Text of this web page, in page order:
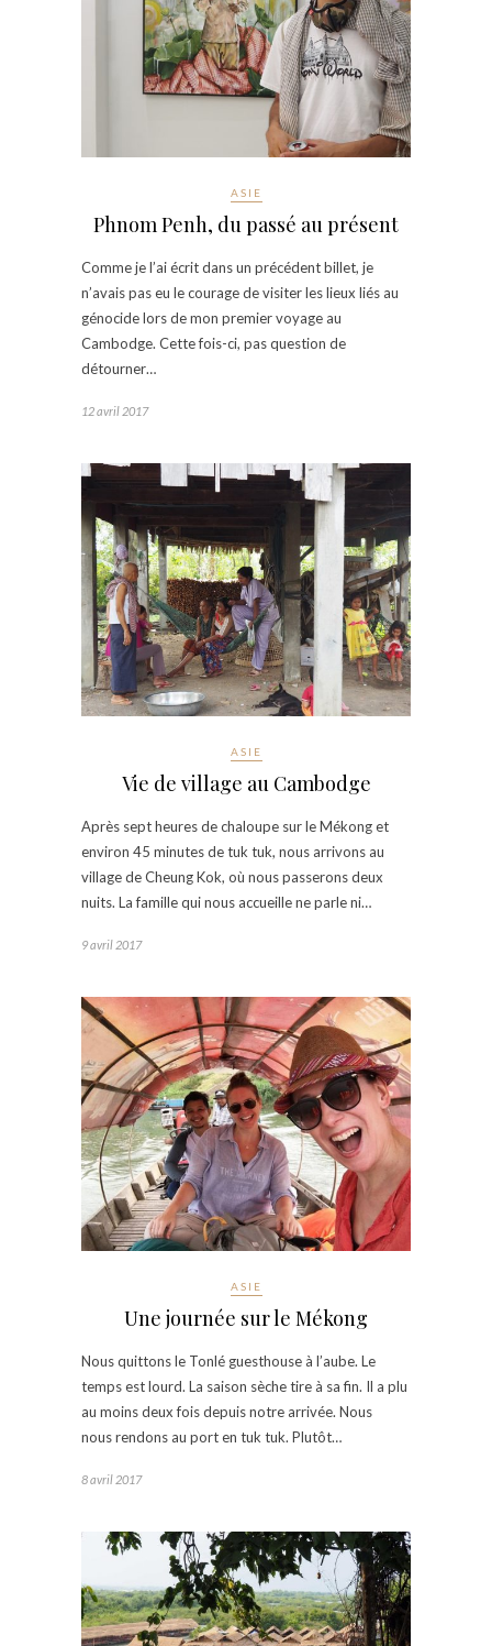
ASIE
Phnom Penh, du passé au présent
Comme je l’ai écrit dans un précédent billet, je
n’avais pas eu le courage de visiter les lieux liés au
génocide lors de mon premier voyage au
Cambodge. Cette fois-ci, pas question de
détourner…
12 avril 2017
ASIE
Vie de village au Cambodge
Après sept heures de chaloupe sur le Mékong et
environ 45 minutes de tuk tuk, nous arrivons au
village de Cheung Kok, où nous passerons deux
nuits. La famille qui nous accueille ne parle ni…
9 avril 2017
ASIE
Une journée sur le Mékong
Nous quittons le Tonlé guesthouse à l’aube. Le
temps est lourd. La saison sèche tire à sa fin. Il a plu
au moins deux fois depuis notre arrivée. Nous
nous rendons au port en tuk tuk. Plutôt…
8 avril 2017